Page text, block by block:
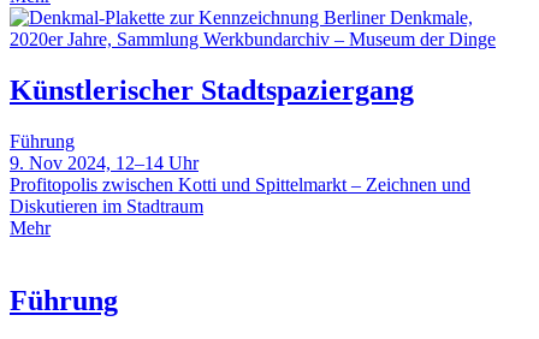
Künstlerischer Stadtspaziergang
Führung
9. Nov 2024, 12–14 Uhr
Profitopolis zwischen Kotti und Spittelmarkt – Zeichnen und
Diskutieren im Stadtraum
Mehr
Führung